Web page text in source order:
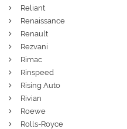
Reliant
Renaissance
Renault
Rezvani
Rimac
Rinspeed
Rising Auto
Rivian
Roewe
Rolls-Royce